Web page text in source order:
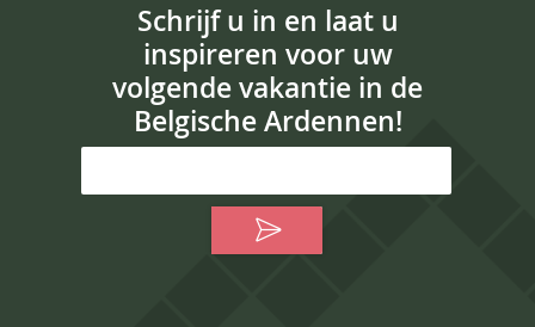
Schrijf u in en laat u
inspireren voor uw
volgende vakantie in de
Belgische Ardennen!